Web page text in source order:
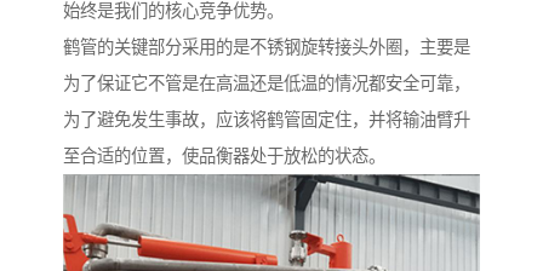
始终是我们的核心竞争优势。
鹤管的关键部分采用的是不锈钢旋转接头外圈，主要是
为了保证它不管是在高温还是低温的情况都安全可靠，
为了避免发生事故，应该将鹤管固定住，并将输油臂升
至合适的位置，使品衡器处于放松的状态。